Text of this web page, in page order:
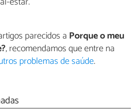
parecidos a Porque o meu
, recomendamos que entre na
problemas de saúde.